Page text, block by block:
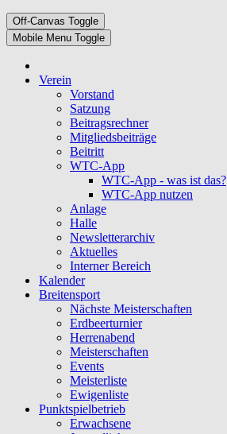
Off-Canvas Toggle
Mobile Menu Toggle
Verein
Vorstand
Satzung
Beitragsrechner
Mitgliedsbeiträge
Beitritt
WTC-App
WTC-App - was ist das?
WTC-App nutzen
Anlage
Halle
Newsletterarchiv
Aktuelles
Interner Bereich
Kalender
Breitensport
Nächste Meisterschaften
Erdbeerturnier
Herrenabend
Meisterschaften
Events
Meisterliste
Ewigenliste
Punktspielbetrieb
Erwachsene